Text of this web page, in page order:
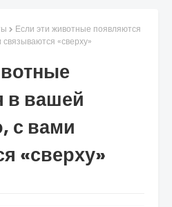
Если эти животные появляются
«сверху»
в вашей
с вами
«сверху»